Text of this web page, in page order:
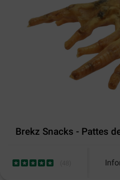
Brekz Snacks - Pattes